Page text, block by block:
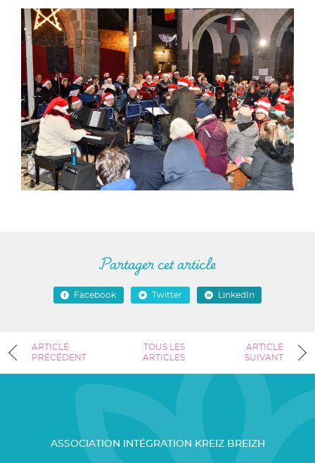
Partager cet article
Facebook Twitter LinkedIn
ARTICLE
PRÉCÉDENT
TOUS LES
ARTICLES
ARTICLE
SUIVANT
ASSOCIATION INTÉGRATION KREIZ BREIZH